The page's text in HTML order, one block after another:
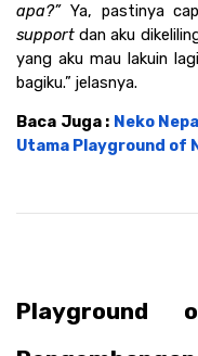
apa?” Ya, pastinya
support dan aku
yang aku mau lakuin
bagiku.” jelasnya.
Baca Juga : Neko
Utama Playground of